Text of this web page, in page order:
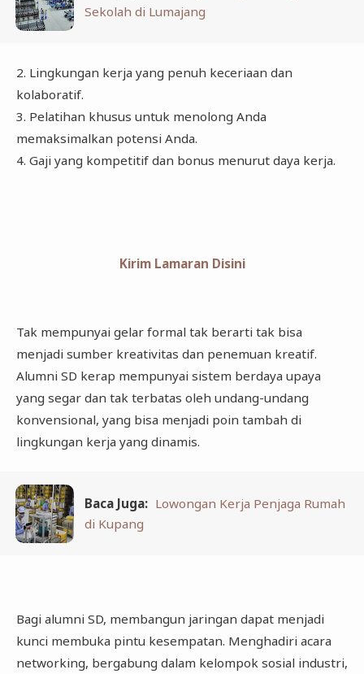
Sekolah di Lumajang
2. Lingkungan kerja yang penuh keceriaan dan
kolaboratif.
3. Pelatihan khusus untuk menolong Anda
memaksimalkan potensi Anda.
4. Gaji yang kompetitif dan bonus menurut daya kerja.
Kirim Lamaran Disini
Tak mempunyai gelar formal tak berarti tak bisa
menjadi sumber kreativitas dan penemuan kreatif.
Alumni SD kerap mempunyai sistem berdaya upaya
yang segar dan tak terbatas oleh undang-undang
konvensional, yang bisa menjadi poin tambah di
lingkungan kerja yang dinamis.
Baca Juga: Lowongan Kerja Penjaga Rumah
di Kupang
Bagi alumni SD, membangun jaringan dapat menjadi
kunci membuka pintu kesempatan. Menghadiri acara
networking, bergabung dalam kelompok sosial industri,